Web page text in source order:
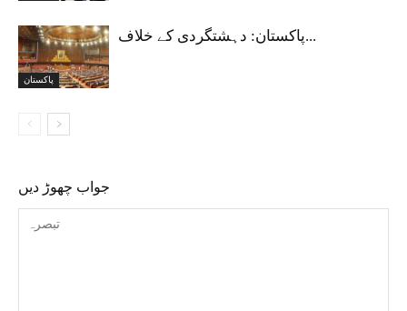
پاکستان
پاکستان: دہشتگردی کے خلاف...
جواب چھوڑ دیں